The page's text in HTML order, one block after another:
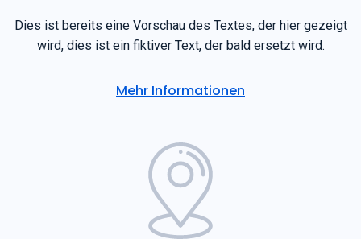
Dies ist bereits eine Vorschau des Textes, der hier gezeigt
wird, dies ist ein fiktiver Text, der bald ersetzt wird.
Mehr Informationen